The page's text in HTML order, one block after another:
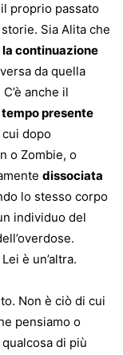
proprio passato
Sia Alita che
la continuazione
da quella
anche il
presente
cui dopo
o Zombie, o
dissociata
lo stesso corpo
individuo del
è un’altra.
Non è ciò di cui
pensiamo o
di più